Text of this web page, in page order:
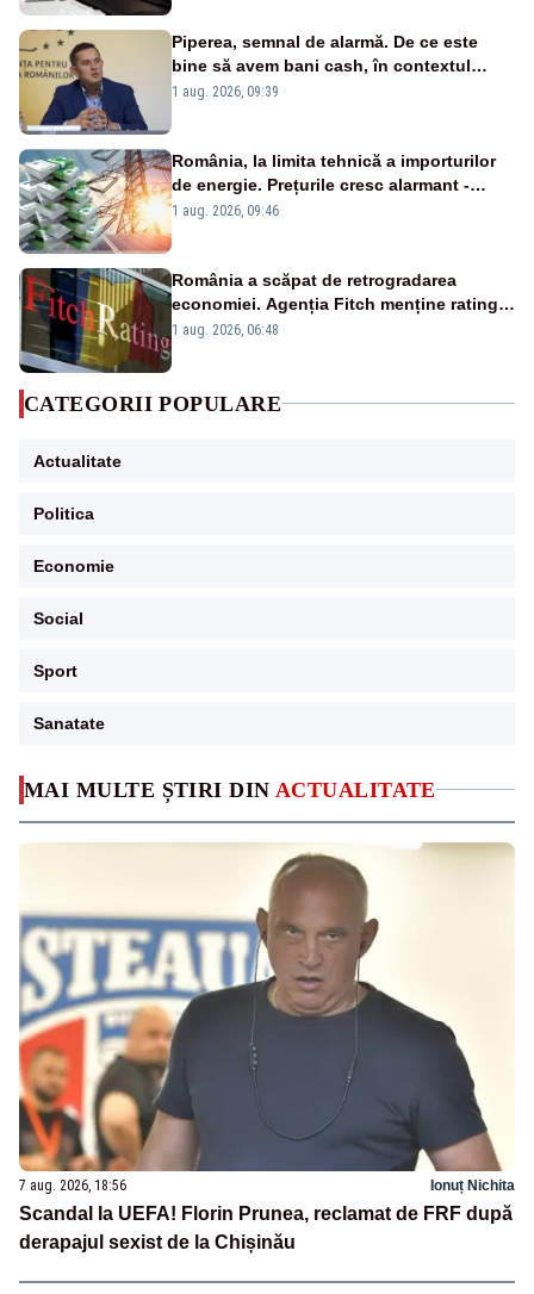
MAI MULTE ȘTIRI DIN ACTUALITATE
7 aug. 2026, 18:56 Ionuț Nichita
Scandal la UEFA! Florin Prunea, reclamat de FRF după
derapajul sexist de la Chișinău
Piperea, semnal de alarmă. De ce este
bine să avem bani cash, în contextul
alertei energetice?
1 aug. 2026, 09:39
România, la limita tehnică a importurilor
de energie. Prețurile cresc alarmant -
Analiză Realitatea Plus
1 aug. 2026, 09:46
România a scăpat de retrogradarea
economiei. Agenția Fitch menține ratingul
„BBB-” cu perspectivă negativă
1 aug. 2026, 06:48
CATEGORII POPULARE
Actualitate
Politica
Economie
Social
Sport
Sanatate